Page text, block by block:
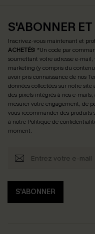
S'ABONNER
Inscrivez-vous maintenant et
ACHETÉS! *Un code par
soumettant votre adresse e-
marketing (y compris du
avoir pris connaissance de nos
données collectées sur notre
des pixels intégrés à nos e-
mesurer votre engagement, de
vous recommander des produits
à notre Politique de
moment.
S'ABONNER